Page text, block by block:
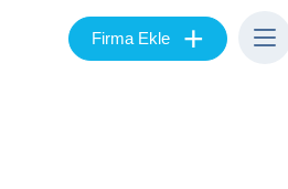
Firma Ekle +